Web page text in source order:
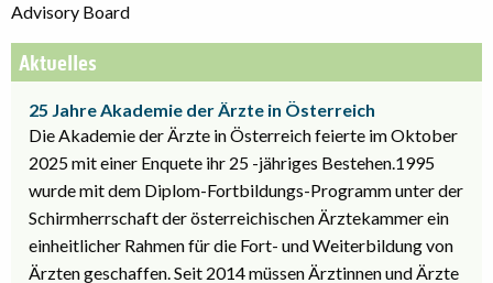
Advisory Board
Aktuelles
25 Jahre Akademie der Ärzte in Österreich
Die Akademie der Ärzte in Österreich feierte im Oktober
2025 mit einer Enquete ihr 25 -jähriges Bestehen.1995
wurde mit dem Diplom-Fortbildungs-Programm unter der
Schirmherrschaft der österreichischen Ärztekammer ein
einheitlicher Rahmen für die Fort- und Weiterbildung von
Ärzten geschaffen. Seit 2014 müssen Ärztinnen und Ärzte